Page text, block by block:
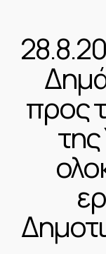
προς
της